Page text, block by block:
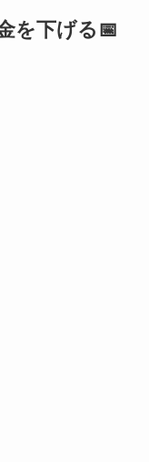
を下げる📅